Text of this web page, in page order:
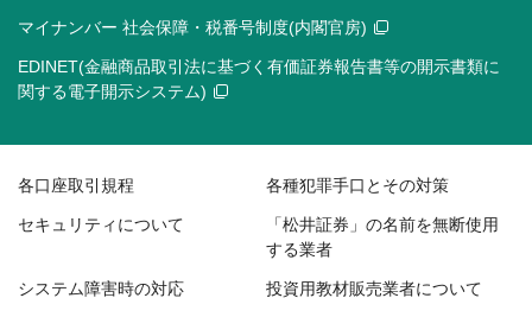
マイナンバー 社会保障・税番号制度(内閣官房)
EDINET(金融商品取引法に基づく有価証券報告書等の開示書類に
関する電子開示システム)
各口座取引規程 各種犯罪手口とその対策
セキュリティについて
「松井証券」の名前を無断使用
する業者
システム障害時の対応 投資用教材販売業者について